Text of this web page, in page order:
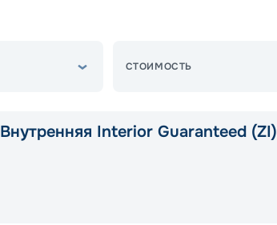
СТОИМОСТЬ
Внутренняя Interior Guaranteed (ZI)